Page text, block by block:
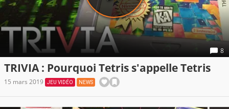
8
TRIVIA : Pourquoi Tetris s'appelle Tetris
15 mars 2019 JEU VIDÉO NEWS